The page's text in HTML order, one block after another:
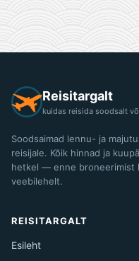
Reisitargalt
kuidas reisida soodsalt
Soodsaimad lennu- ja
reisijale. Kõik hinnad ja
hetkel — enne broneerimist
veebilehelt.
REISITARGALT
Esileht